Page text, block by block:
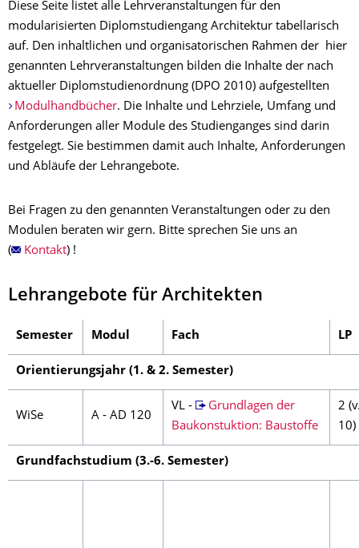
Diese Seite listet alle Lehrveranstaltungen für den
modularisierten Diplomstudiengang Architektur tabellarisch
auf. Den inhaltlichen und organisatorischen Rahmen der hier
genannten Lehrveranstaltungen bilden die Inhalte der nach
aktueller Diplomstudienordnung (DPO 2010) aufgestellten
Modulhandbücher. Die Inhalte und Lehrziele, Umfang und
Anforderungen aller Module des Studienganges sind darin
festgelegt. Sie bestimmen damit auch Inhalte, Anforderungen
und Abläufe der Lehrangebote.
Bei Fragen zu den genannten Veranstaltungen oder zu den
Modulen beraten wir gern. Bitte sprechen Sie uns an
(
Kontakt) !
Lehrangebote für Architekten
Semester Modul Fach LP
Orientierungsjahr (1. & 2. Semester)
WiSe A - AD 120
VL -
Grundlagen der
Baukonstuktion: Baustoffe
2
10)
Grundfachstudium (3.-6. Semester)